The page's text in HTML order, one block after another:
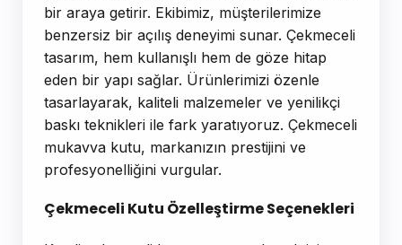
bir araya getirir. Ekibimiz, müşterilerimize
benzersiz bir açılış deneyimi sunar. Çekmeceli
tasarım, hem kullanışlı hem de göze hitap
eden bir yapı sağlar. Ürünlerimizi özenle
tasarlayarak, kaliteli malzemeler ve yenilikçi
baskı teknikleri ile fark yaratıyoruz. Çekmeceli
mukavva kutu, markanızın prestijini ve
profesyonelliğini vurgular.
Çekmeceli Kutu Özelleştirme Seçenekleri